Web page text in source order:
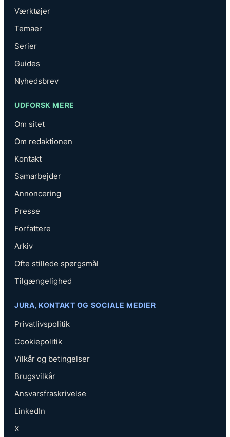
Værktøjer
Temaer
Serier
Guides
Nyhedsbrev
UDFORSK MERE
Om sitet
Om redaktionen
Kontakt
Samarbejder
Annoncering
Presse
Forfattere
Arkiv
Ofte stillede spørgsmål
Tilgængelighed
JURA, KONTAKT OG SOCIALE MEDIER
Privatlivspolitik
Cookiepolitik
Vilkår og betingelser
Brugsvilkår
Ansvarsfraskrivelse
LinkedIn
X